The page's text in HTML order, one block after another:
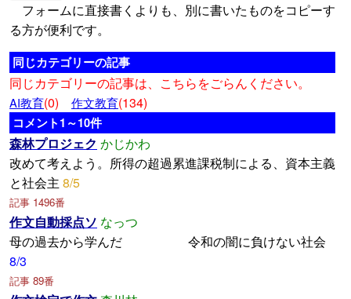
フォームに直接書くよりも、別に書いたものをコピーす
る方が便利です。
同じカテゴリーの記事
同じカテゴリーの記事は、こちらをごらんください。
AI教育(0) 作文教育(134)
コメント1～10件
森林プロジェク かじかわ
改めて考えよう。所得の超過累進課税制による、資本主義
と社会主 8/5
記事 1496番
作文自動採点ソ なっつ
母の過去から学んだ 令和の闇に負けない社会
8/3
記事 89番